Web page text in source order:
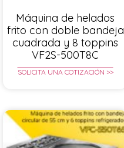
Máquina de helados
frito con doble bandeja
cuadrada y 8 toppins
VF2S-500T8C
SOLICITA UNA COTIZACIÓN >>